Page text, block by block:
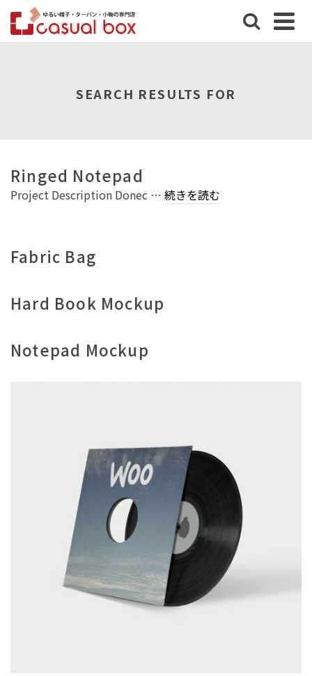
SEARCH RESULTS FOR
Ringed Notepad
Project Description Donec … 続きを読む
Fabric Bag
Hard Book Mockup
Notepad Mockup